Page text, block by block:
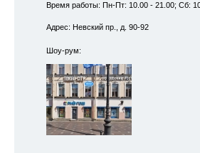
Время работы: Пн-Пт: 10.00 - 21.00; Сб:
Адрес: Невский пр., д. 90-92
Шоу-рум: